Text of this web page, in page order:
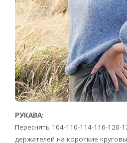
РУКАВА:
Переснять 104-110-114-116-120-
держателей на короткие